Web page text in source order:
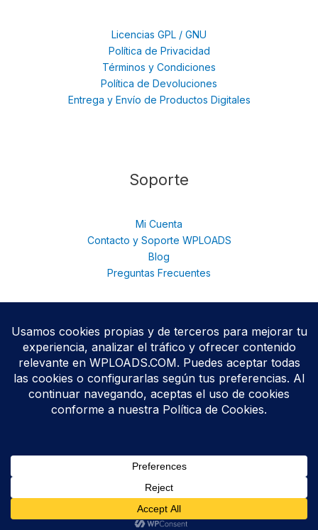
Licencias GPL / GNU
Política de Privacidad
Términos y Condiciones
Política de Devoluciones
Entrega y Envío de Productos Digitales
Soporte
Mi Cuenta
Contacto y Soporte WPLOADS
Blog
Preguntas Frecuentes
© 2026 WPloads | Descarga Plugins y Temas Premium para
WPLOADS no está afiliado ni respaldado por terceros
desarrolladores.